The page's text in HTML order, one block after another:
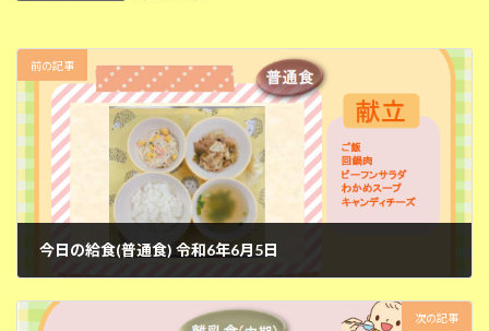
前の記事
今日の給食(普通食) 令和6年6月5日
次の記事